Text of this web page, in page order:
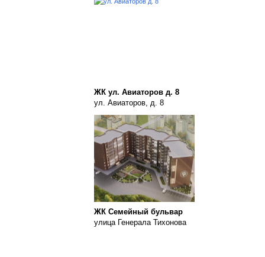
ЖК ул. Авиаторов д. 8
ул. Авиаторов, д. 8
ЖК Семейный бульвар
улица Генерала Тихонова